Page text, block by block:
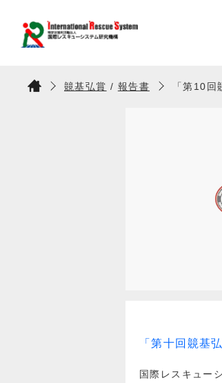
竸基弘賞 / 報告書 「第10
「第十回竸基
国際レスキュー